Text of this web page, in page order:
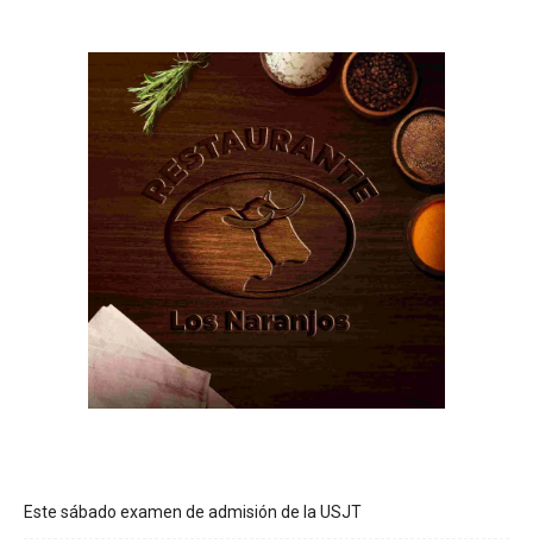
Este sábado examen de admisión de la USJT